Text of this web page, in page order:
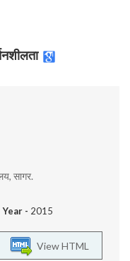
सागर.
- 2015
View HTML